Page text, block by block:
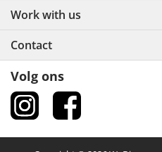
Work with us
Contact
Volg ons